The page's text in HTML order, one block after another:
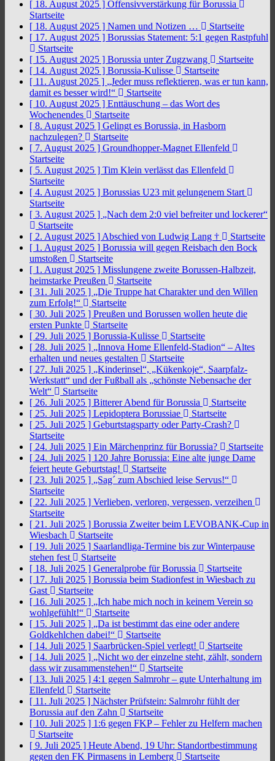
[ 18. August 2025 ] Offensivverstärkung für Borussia
Startseite
[ 18. August 2025 ] Namen und Notizen …
Startseite
[ 17. August 2025 ] Borussias Statement: 5:1 gegen Rastpfuhl
Startseite
[ 15. August 2025 ] Borussia unter Zugzwang
Startseite
[ 14. August 2025 ] Borussia-Kulisse
Startseite
[ 11. August 2025 ] „Jeder muss reflektieren, was er tun kann,
damit es besser wird!“
Startseite
[ 10. August 2025 ] Enttäuschung – das Wort des
Wochenendes
Startseite
[ 8. August 2025 ] Gelingt es Borussia, in Hasborn
nachzulegen?
Startseite
[ 7. August 2025 ] Groundhopper-Magnet Ellenfeld
Startseite
[ 5. August 2025 ] Tim Klein verlässt das Ellenfeld
Startseite
[ 4. August 2025 ] Borussias U23 mit gelungenem Start
Startseite
[ 3. August 2025 ] „Nach dem 2:0 viel befreiter und lockerer“
Startseite
[ 2. August 2025 ] Abschied von Ludwig Lang †
Startseite
[ 1. August 2025 ] Borussia will gegen Reisbach den Bock
umstoßen
Startseite
[ 1. August 2025 ] Misslungene zweite Borussen-Halbzeit,
heimstarke Preußen
Startseite
[ 31. Juli 2025 ] „Die Truppe hat Charakter und den Willen
zum Erfolg!“
Startseite
[ 30. Juli 2025 ] Preußen und Borussen wollen heute die
ersten Punkte
Startseite
[ 29. Juli 2025 ] Borussia-Kulisse
Startseite
[ 28. Juli 2025 ] „Innova Home Ellenfeld-Stadion“ – Altes
erhalten und neues gestalten
Startseite
[ 27. Juli 2025 ] „Kinderinsel“, „Kükenkoje“, Saarpfalz-
Werkstatt“ und der Fußball als „schönste Nebensache der
Welt“
Startseite
[ 26. Juli 2025 ] Bitterer Abend für Borussia
Startseite
[ 25. Juli 2025 ] Lepidoptera Borussiae
Startseite
[ 25. Juli 2025 ] Geburtstagsparty oder Party-Crash?
Startseite
[ 24. Juli 2025 ] Ein Märchenprinz für Borussia?
Startseite
[ 24. Juli 2025 ] 120 Jahre Borussia: Eine alte junge Dame
feiert heute Geburtstag!
Startseite
[ 23. Juli 2025 ] „Sag´ zum Abschied leise Servus!“
Startseite
[ 22. Juli 2025 ] Verlieben, verloren, vergessen, verzeihen
Startseite
[ 21. Juli 2025 ] Borussia Zweiter beim LEVOBANK-Cup in
Wiesbach
Startseite
[ 19. Juli 2025 ] Saarlandliga-Termine bis zur Winterpause
stehen fest
Startseite
[ 18. Juli 2025 ] Generalprobe für Borussia
Startseite
[ 17. Juli 2025 ] Borussia beim Stadionfest in Wiesbach zu
Gast
Startseite
[ 16. Juli 2025 ] „Ich habe mich noch in keinem Verein so
wohlgefühlt!“
Startseite
[ 15. Juli 2025 ] „Da ist bestimmt das eine oder andere
Goldkehlchen dabei!“
Startseite
[ 14. Juli 2025 ] Saarbrücken-Spiel verlegt!
Startseite
[ 14. Juli 2025 ] „Nicht wo der einzelne steht, zählt, sondern
dass wir zusammenstehen!“
Startseite
[ 13. Juli 2025 ] 4:1 gegen Salmrohr – gute Unterhaltung im
Ellenfeld
Startseite
[ 11. Juli 2025 ] Nächster Prüfstein: Salmrohr fühlt der
Borussia auf den Zahn
Startseite
[ 10. Juli 2025 ] 1:6 gegen FKP – Fehler zu Helfern machen
Startseite
[ 9. Juli 2025 ] Heute Abend, 19 Uhr: Standortbestimmung
gegen den FK Pirmasens in Lemberg
Startseite